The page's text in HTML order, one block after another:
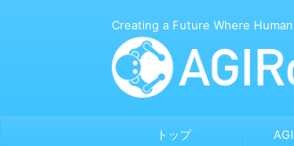
Creating a Future Where
トップ